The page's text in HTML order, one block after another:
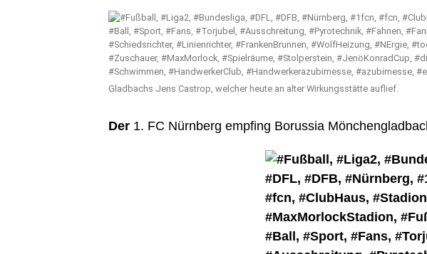
Gladbachs Jens Castrop, welcher heute an alter Wirkungsstätte auflief.
Der 1. FC Nürnberg empfing Borussia